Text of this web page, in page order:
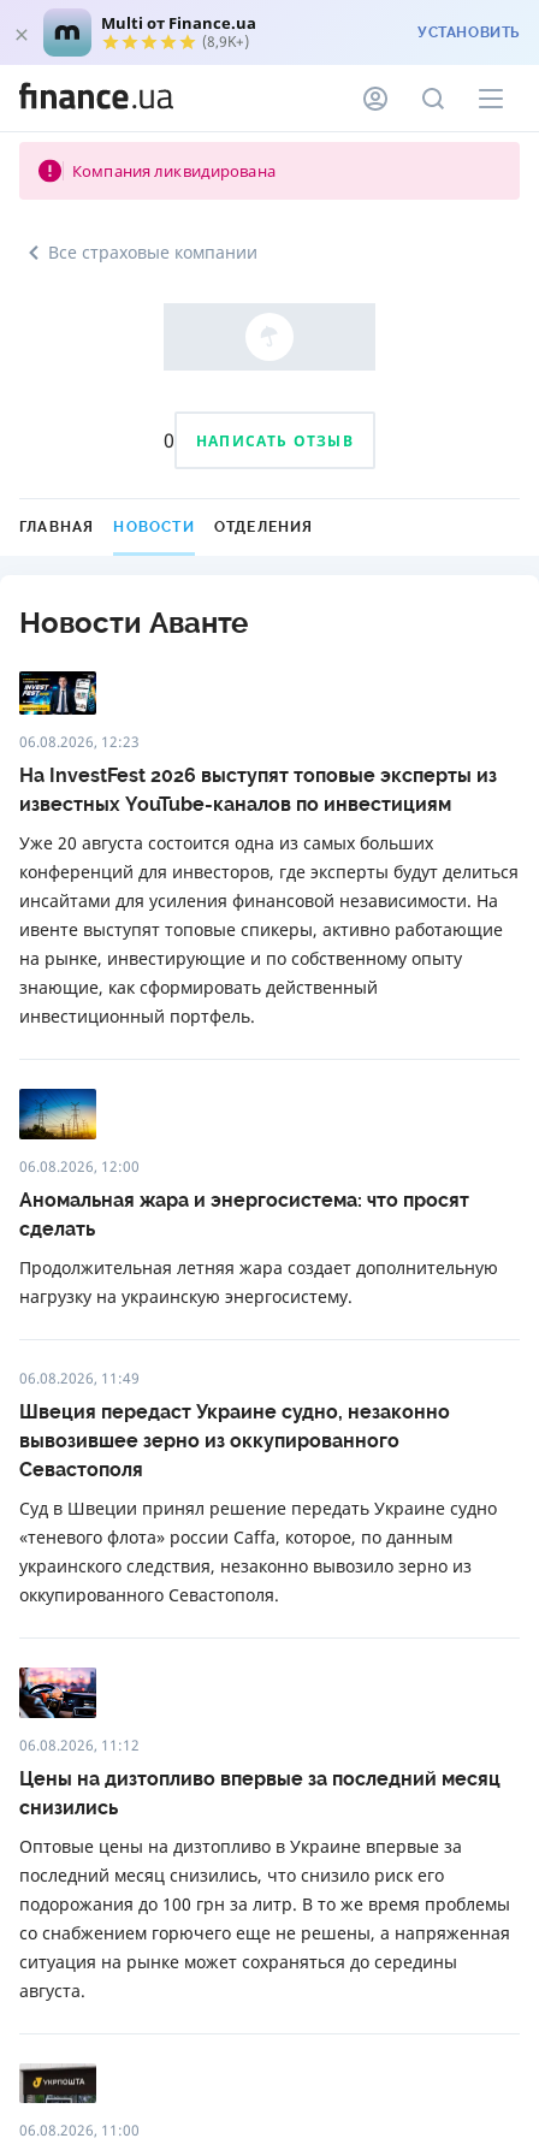
Multi от Finance.ua
(8,9K+) УСТАНОВИТЬ
Компания ликвидирована
Все страховые компании
0 НАПИСАТЬ ОТЗЫВ
ГЛАВНАЯ НОВОСТИ ОТДЕЛЕНИЯ
Новости Аванте
06.08.2026, 12:23
На InvestFest 2026 выступят топовые эксперты из
известных YouTube-каналов по инвестициям
Уже 20 августа состоится одна из самых больших
конференций для инвесторов, где эксперты будут делиться
инсайтами для усиления финансовой независимости. На
ивенте выступят топовые спикеры, активно работающие
на рынке, инвестирующие и по собственному опыту
знающие, как сформировать действенный
инвестиционный портфель.
06.08.2026, 12:00
Аномальная жара и энергосистема: что просят
сделать
Продолжительная летняя жара создает дополнительную
нагрузку на украинскую энергосистему.
06.08.2026, 11:49
Швеция передаст Украине судно, незаконно
вывозившее зерно из оккупированного
Севастополя
Суд в Швеции принял решение передать Украине судно
«теневого флота» россии Caffa, которое, по данным
украинского следствия, незаконно вывозило зерно из
оккупированного Севастополя.
06.08.2026, 11:12
Цены на дизтопливо впервые за последний месяц
снизились
Оптовые цены на дизтопливо в Украине впервые за
последний месяц снизились, что снизило риск его
подорожания до 100 грн за литр. В то же время проблемы
со снабжением горючего еще не решены, а напряженная
ситуация на рынке может сохраняться до середины
августа.
06.08.2026, 11:00